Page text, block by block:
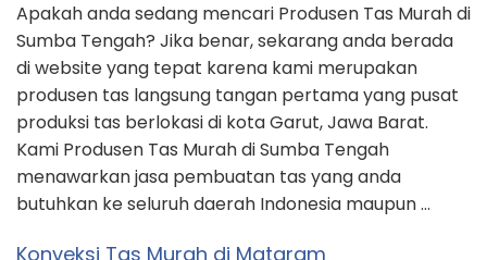
Apakah anda sedang mencari Produsen Tas Murah di
Sumba Tengah? Jika benar, sekarang anda berada
di website yang tepat karena kami merupakan
produsen tas langsung tangan pertama yang pusat
produksi tas berlokasi di kota Garut, Jawa Barat.
Kami Produsen Tas Murah di Sumba Tengah
menawarkan jasa pembuatan tas yang anda
butuhkan ke seluruh daerah Indonesia maupun …
Konveksi Tas Murah di Mataram